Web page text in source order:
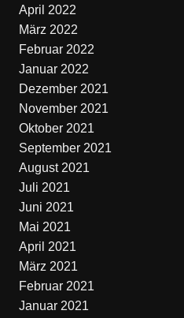
April 2022
März 2022
Februar 2022
Januar 2022
Dezember 2021
November 2021
Oktober 2021
September 2021
August 2021
Juli 2021
Juni 2021
Mai 2021
April 2021
März 2021
Februar 2021
Januar 2021